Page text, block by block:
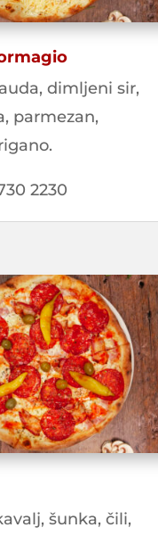
dimljeni sir,
parmezan,
2230
šunka, čili,